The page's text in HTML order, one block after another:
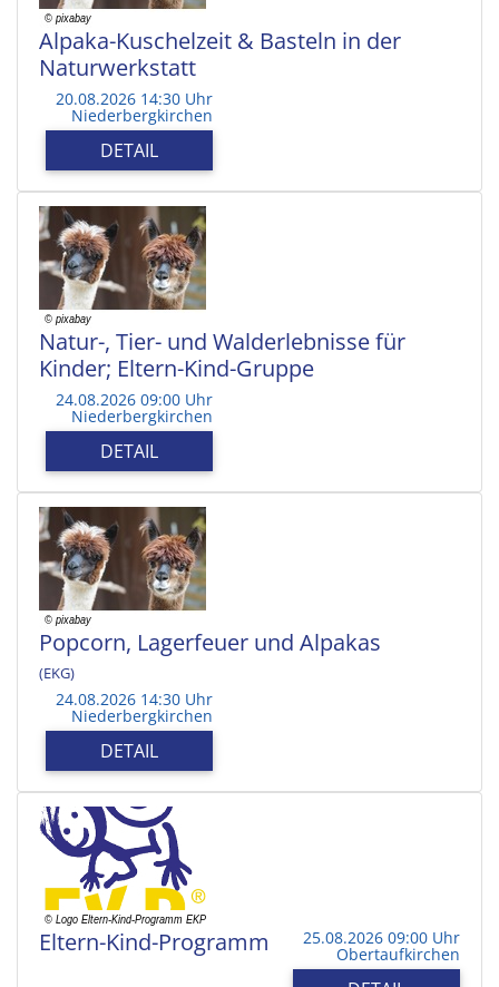
Alpaka-Kuschelzeit & Basteln in der
Naturwerkstatt
20.08.2026 14:30 Uhr
Niederbergkirchen
DETAIL
Natur-, Tier- und Walderlebnisse für
Kinder; Eltern-Kind-Gruppe
24.08.2026 09:00 Uhr
Niederbergkirchen
DETAIL
Popcorn, Lagerfeuer und Alpakas
(EKG)
24.08.2026 14:30 Uhr
Niederbergkirchen
DETAIL
Eltern-Kind-Programm 25.08.2026 09:00 Uhr
Obertaufkirchen